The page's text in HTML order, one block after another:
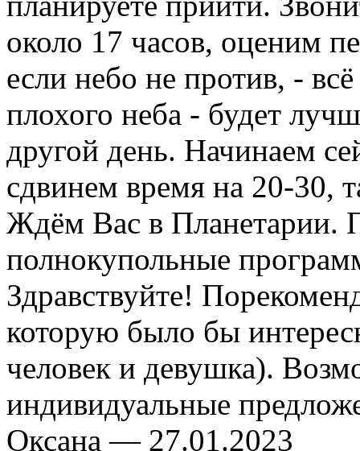
около 17 часов, оценим
если небо не против, -
плохого неба - будет
другой день. Начинаем
сдвинем время на 20-30,
Ждём Вас в Планетарии.
полнокупольные
Здравствуйте!
которую было бы
человек и девушка).
индивидуальные
Оксана — 27.01.2023